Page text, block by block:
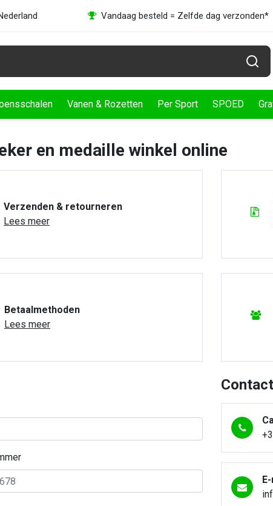
Vandaag besteld = Zelfde dag verzonden*
Vanen & Rozetten Per Sport SPOED
en medaille winkel online
Verzenden & retourneren
Lees meer
Betaalmethoden
Lees meer